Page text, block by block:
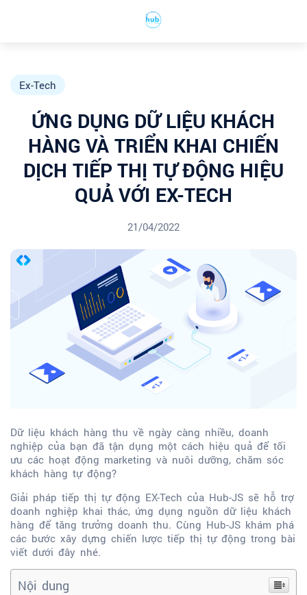
Ex-Tech
ỨNG DỤNG DỮ LIỆU KHÁCH
HÀNG VÀ TRIỂN KHAI CHIẾN
DỊCH TIẾP THỊ TỰ ĐỘNG HIỆU
QUẢ VỚI EX-TECH
21/04/2022
Dữ liệu khách hàng thu về ngày càng nhiều, doanh
nghiệp của bạn đã tận dụng một cách hiệu quả để tối
ưu các hoạt động marketing và nuôi dưỡng, chăm sóc
khách hàng tự động?
Giải pháp tiếp thị tự động EX-Tech của Hub-JS sẽ hỗ trợ
doanh nghiệp khai thác, ứng dụng nguồn dữ liệu khách
hàng để tăng trưởng doanh thu. Cùng Hub-JS khám phá
các bước xây dựng chiến lược tiếp thị tự động trong bài
viết dưới đây nhé.
Nội dung